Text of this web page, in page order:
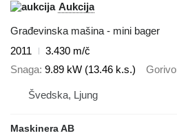
Aukcija
Građevinska mašina - mini bager
2011
3.430 m/č
Snaga 9.89 kW (13.46 k.s.) Gorivo
Švedska, Ljung
Maskinera AB